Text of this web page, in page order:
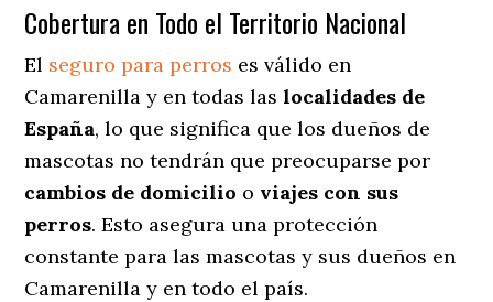
Cobertura en Todo el Territorio Nacional
El seguro para perros es válido en
Camarenilla y en todas laslocalidades de
España, lo que significa que los dueños de
mascotas no tendrán que preocuparse por
cambios de domicilio o viajes con sus
perros. Esto asegura una protección
constante para las mascotas y sus dueños en
Camarenilla y en todo el país.